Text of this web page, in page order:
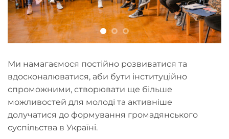
Ми намагаємося постійно розвиватися та
вдосконалюватися, аби бути інституційно
спроможними, створювати ще більше
можливостей для молоді та активніше
долучатися до формування громадянського
суспільства в Україні.